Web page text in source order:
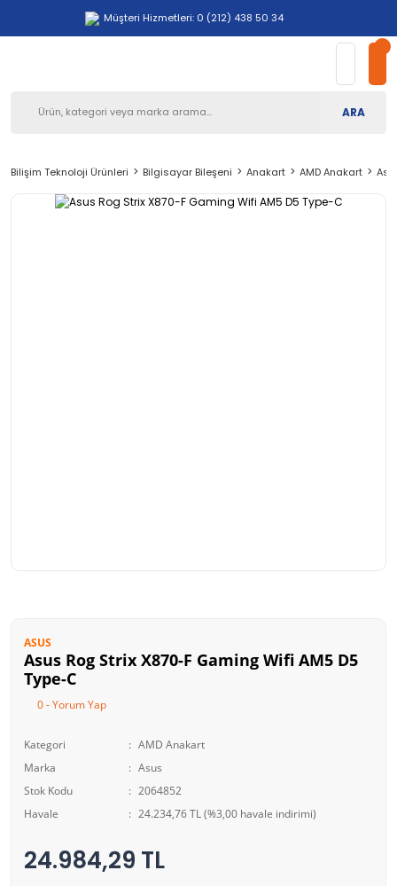
Müşteri Hizmetleri: 0 (212) 438 50 34
ARA
Bilişim Teknoloji Ürünleri Bilgisayar Bileşeni Anakart AMD Anakart
ASUS
Asus Rog Strix X870-F Gaming Wifi AM5 D5
Type-C
0 - Yorum Yap
Kategori
AMD Anakart
Marka
Asus
Stok Kodu
2064852
Havale
24.234,76 TL (%3,00 havale indirimi)
24.984,29 TL